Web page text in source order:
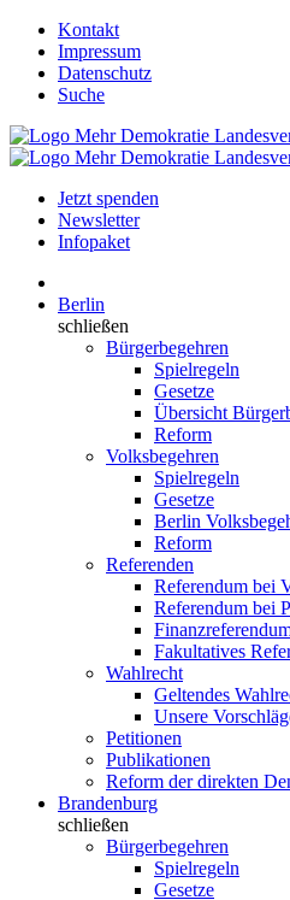
Kontakt
Impressum
Datenschutz
Suche
Jetzt spenden
Newsletter
Infopaket
Berlin
schließen
Bürgerbegehren
Spielregeln
Gesetze
Übersicht
Reform
Volksbegehren
Spielregeln
Gesetze
Berlin
Reform
Referenden
Referendum bei
Referendum bei
Fakultatives
Wahlrecht
Geltendes
Unsere
Petitionen
Publikationen
Reform der direkten
Brandenburg
schließen
Bürgerbegehren
Spielregeln
Gesetze